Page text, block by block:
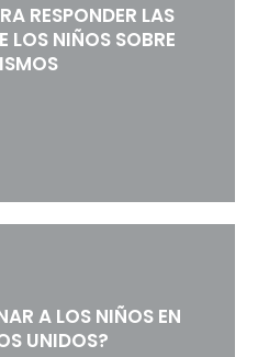
RESPONDER LAS
LOS NIÑOS SOBRE
A LOS NIÑOS EN
UNIDOS?